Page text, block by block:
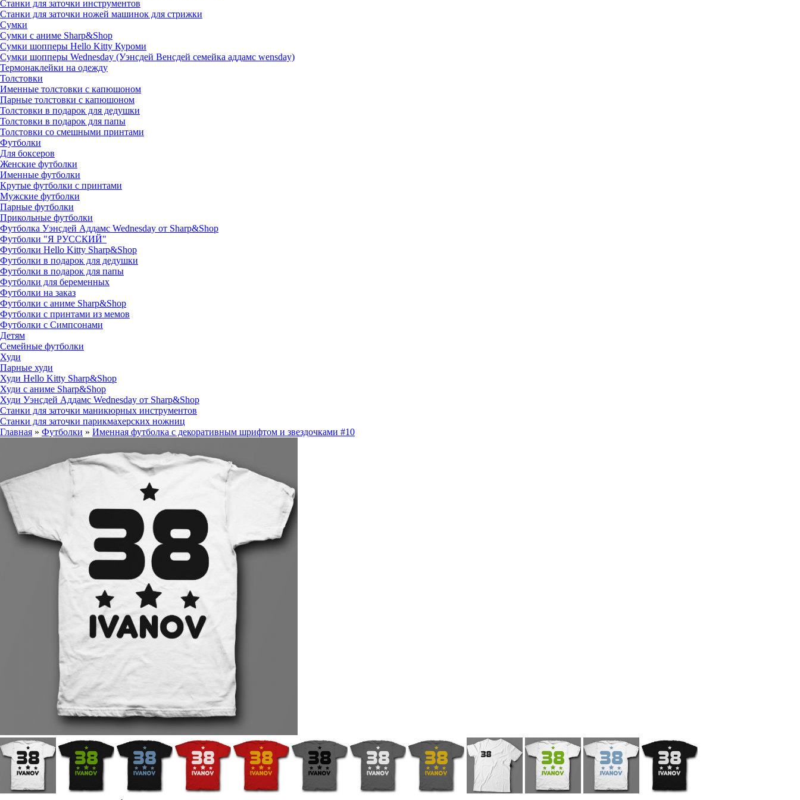
Станки для заточки инструментов
Станки для заточки ножей машинок для стрижки
Сумки
Сумки с аниме Sharp&Shop
Сумки шопперы Hello Kitty Куроми
Сумки шопперы Wednesday (Уэнсдей Венсдей семейка аддамс wensday)
Термонаклейки на одежду
Толстовки
Именные толстовки с капюшоном
Парные толстовки с капюшоном
Толстовки в подарок для дедушки
Толстовки в подарок для папы
Толстовки со смешными принтами
Футболки
Для боксеров
Женские футболки
Именные футболки
Крутые футболки с принтами
Мужские футболки
Парные футболки
Прикольные футболки
Футболка Уэнсдей Аддамс Wednesday от Sharp&Shop
Футболки "Я РУССКИЙ"
Футболки Hello Kitty Sharp&Shop
Футболки в подарок для дедушки
Футболки в подарок для папы
Футболки для беременных
Футболки на заказ
Футболки с аниме Sharp&Shop
Футболки с принтами из мемов
Футболки с Симпсонами
Детям
Семейные футболки
Худи
Парные худи
Худи Hello Kitty Sharp&Shop
Худи с аниме Sharp&Shop
Худи Уэнсдей Аддамс Wednesday от Sharp&Shop
Станки для заточки маникюрных инструментов
Станки для заточки парикмахерских ножниц
Главная » Футболки » Именная футболка с декоративным шрифтом и звездочками #10